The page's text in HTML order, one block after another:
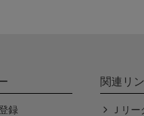
録
関連リ
Ｊリ